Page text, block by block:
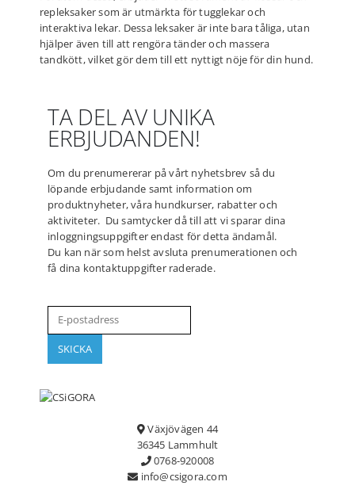
repleksaker som är utmärkta för tugglekar och
interaktiva lekar. Dessa leksaker är inte bara tåliga, utan
hjälper även till att rengöra tänder och massera
tandkött, vilket gör dem till ett nyttigt nöje för din hund.
TA DEL AV UNIKA
ERBJUDANDEN!
Om du prenumererar på vårt nyhetsbrev så du
löpande erbjudande samt information om
produktnyheter, våra hundkurser, rabatter och
aktiviteter. Du samtycker då till att vi sparar dina
inloggningsuppgifter endast för detta ändamål.
Du kan när som helst avsluta prenumerationen och
få dina kontaktuppgifter raderade.
Växjövägen 44
36345 Lammhult
0768-920008
info@csigora.com